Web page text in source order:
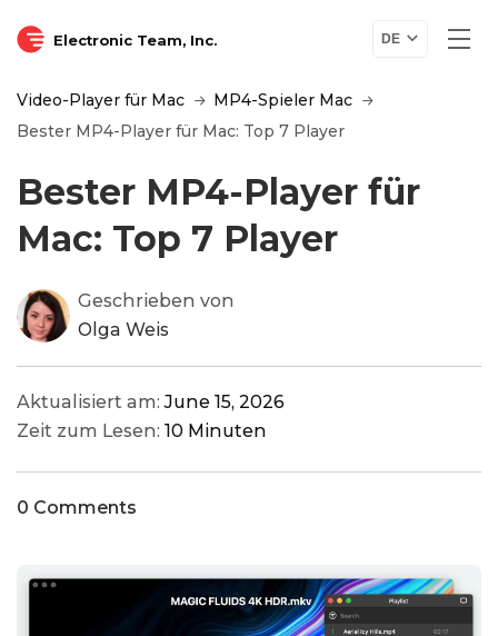
Electronic Team, Inc. DE
Video-Player für Mac
MP4-Spieler Mac
Bester MP4-Player für Mac: Top 7 Player
Bester MP4-Player für
Mac: Top 7 Player
Geschrieben von
Olga Weis
Aktualisiert am:June 15, 2026
Zeit zum Lesen: 10 Minuten
0 Comments